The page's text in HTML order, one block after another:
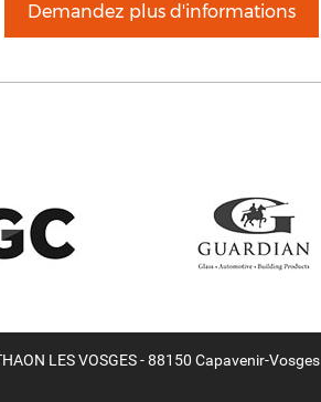
Demandez plus d'informations
LES VOSGES - 88150 Capavenir-Vosges